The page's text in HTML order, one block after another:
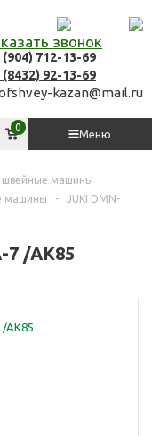
звонок
(904) 712-13-69
(8432) 92-13-69
kazan@mail.ru
Меню
Корзина
0
машины
-
машины
-
JUKI DMN-
7 /AK85